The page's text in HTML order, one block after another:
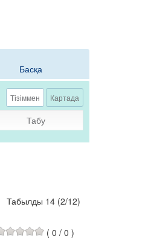
Басқа
Тізіммен Картада
Табу
Табылды 14 (2/12)
( 0 / 0 )